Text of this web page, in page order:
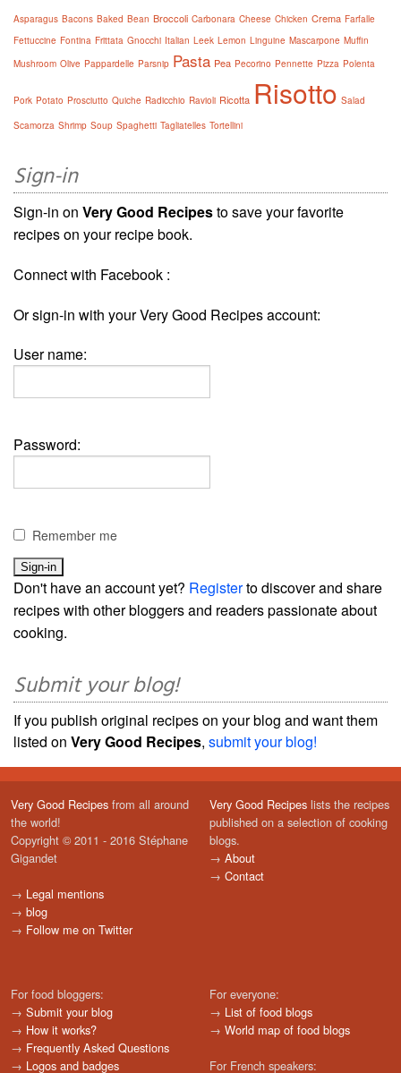
Asparagus Bacons Baked Bean Broccoli Carbonara Cheese Chicken Crema Farfalle
Fettuccine Fontina Frittata Gnocchi Italian Leek Lemon Linguine Mascarpone Muffin
Mushroom Olive Pappardelle Parsnip Pasta Pea Pecorino Pennette Pizza Polenta
Pork Potato Prosciutto Quiche Radicchio Ravioli Ricotta Risotto Salad
Scamorza Shrimp Soup Spaghetti Tagliatelles Tortellini
Sign-in
Sign-in on Very Good Recipesto save your favorite
recipes on your recipe book.
Connect with Facebook :
Or sign-in with your Very Good Recipes account:
User name:
Password:
Remember me
Don't have an account yet? Registerto discover and share
recipes with other bloggers and readers passionate about
cooking.
Submit your blog!
If you publish original recipes on your blog and want them
listed on Very Good Recipes, submit your blog!
Very Good Recipes from all around
the world!
Copyright © 2011 - 2016 Stéphane
Gigandet
→ Legal mentions
→ blog
→ Follow me on Twitter
Very Good Recipes lists the recipes
published on a selection of cooking
blogs.
→ About
→ Contact
For food bloggers:
→ Submit your blog
→ How it works?
→ Frequently Asked Questions
→ Logos and badges
For everyone:
→ List of food blogs
→ World map of food blogs
For French speakers: